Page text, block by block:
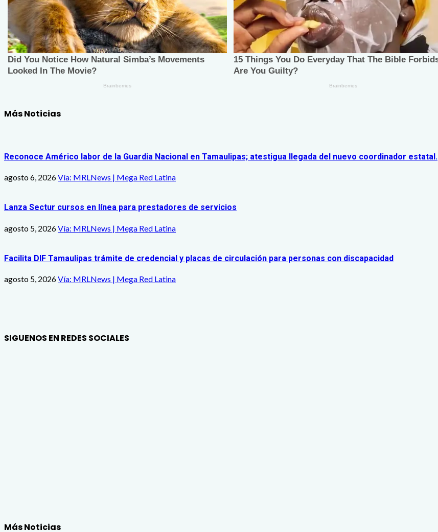
Más Noticias
Reconoce Américo labor de la Guardia Nacional en Tamaulipas; atestigua llegada del nuevo coordinador estatal.
agosto 6, 2026Vía: MRLNews | Mega Red Latina
Lanza Sectur cursos en línea para prestadores de servicios
agosto 5, 2026Vía: MRLNews | Mega Red Latina
Facilita DIF Tamaulipas trámite de credencial y placas de circulación para personas con discapacidad
agosto 5, 2026Vía: MRLNews | Mega Red Latina
SIGUENOS EN REDES SOCIALES
Más Noticias